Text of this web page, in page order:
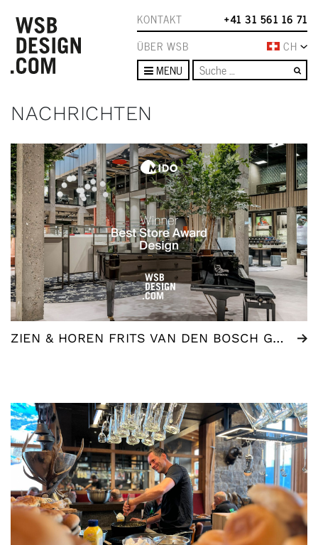
KONTAKT
+41 31 561 16 71
ÜBER WSB
CH
MENU
NACHRICHTEN
ZIEN & HOREN FRITS VAN DEN BOSCH GEWINNT „BEST STORE AWARD“